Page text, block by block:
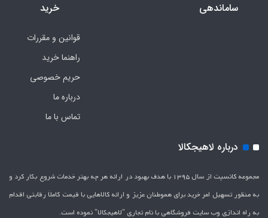
ساماندهی
خرید
قوانین و مقررات
راهنما خرید
حریم خصوصی
درباره ما
تماس با ما
درباره لاهیجکالا
مجموعه کانسپت از سال 1395 با هدف بهبود در ارائه هر چه بهتر خدمات شروع بکار کرد و
به منظور تسهیل امر خرید برای هموطنان عزیز و ارائه کالاهایی با قیمت کاملاَ رقابتی اقدام
به راه اندازی وب سایت فروشگاهی با نام تجاری "لاهیج­کالا" نموده است.